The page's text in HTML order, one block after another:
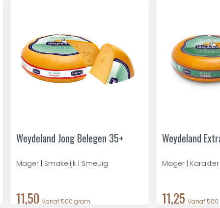
Weydeland Jong Belegen 35+
Mager | Smakelijk | Smeuïg
11,50 Vanaf 500 gram
Weydeland
Mager |
11,25 Vanaf